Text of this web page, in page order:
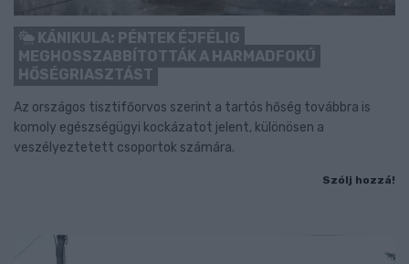
KÁNIKULA: PÉNTEK ÉJFÉLIG
MEGHOSSZABBÍTOTTÁK A HARMADFOKÚ
HŐSÉGRIASZTÁST
Az országos tisztifőorvos szerint a tartós hőség továbbra is
komoly egészségügyi kockázatot jelent, különösen a
veszélyeztetett csoportok számára.
Szólj hozzá!